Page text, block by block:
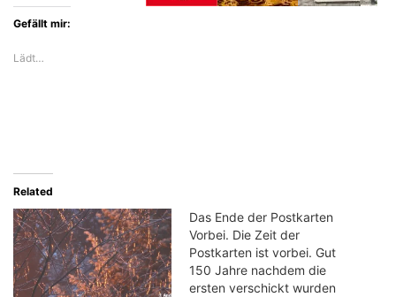
Gefällt mir:
Lädt…
Related
Das Ende der Postkarten
Vorbei. Die Zeit der
Postkarten ist vorbei. Gut
150 Jahre nachdem die
ersten verschickt wurden